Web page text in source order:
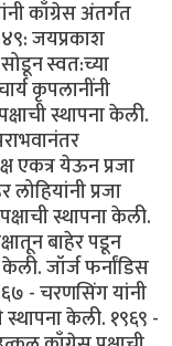
काँग्रेस अंतर्गत
जयप्रकाश
स्वत:च्या
कृपलानींनी
स्थापना केली.
एकत्र येऊन प्रजा
प्रजा
स्थापना केली.
बाहेर पडून
जॉर्ज फर्नांडिस
- चरणसिंग यांनी
स्थापना केली. १९६९ -